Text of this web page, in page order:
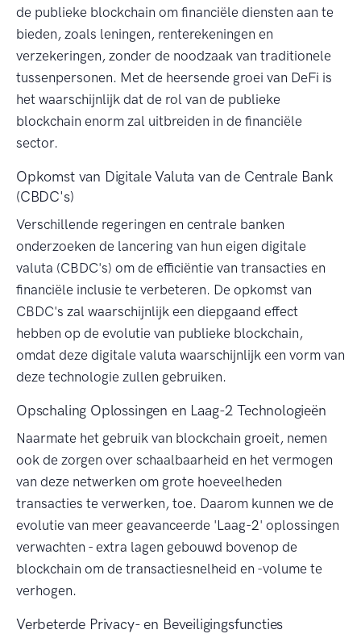
de publieke blockchain om financiële diensten aan te
bieden, zoals leningen, renterekeningen en
verzekeringen, zonder de noodzaak van traditionele
tussenpersonen. Met de heersende groei van DeFi is
het waarschijnlijk dat de rol van de publieke
blockchain enorm zal uitbreiden in de financiële
sector.
Opkomst van Digitale Valuta van de Centrale Bank
(CBDC's)
Verschillende regeringen en centrale banken
onderzoeken de lancering van hun eigen digitale
valuta (CBDC's) om de efficiëntie van transacties en
financiële inclusie te verbeteren. De opkomst van
CBDC's zal waarschijnlijk een diepgaand effect
hebben op de evolutie van publieke blockchain,
omdat deze digitale valuta waarschijnlijk een vorm van
deze technologie zullen gebruiken.
Opschaling Oplossingen en Laag-2 Technologieën
Naarmate het gebruik van blockchain groeit, nemen
ook de zorgen over schaalbaarheid en het vermogen
van deze netwerken om grote hoeveelheden
transacties te verwerken, toe. Daarom kunnen we de
evolutie van meer geavanceerde 'Laag-2' oplossingen
verwachten - extra lagen gebouwd bovenop de
blockchain om de transactiesnelheid en -volume te
verhogen.
Verbeterde Privacy- en Beveiligingsfuncties